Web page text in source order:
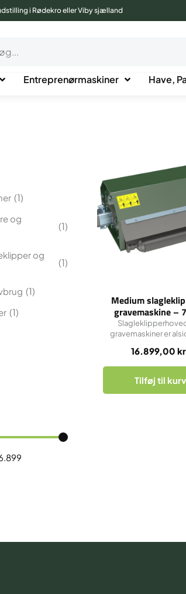
i Rødekro eller Viby sjælland
Entreprenørmaskiner Have,
(1)
og
(1)
og
(1)
(1)
(1)
Medium
gravemaskine –
16.899,00
gravemaskiner er
Tilføj til kurv